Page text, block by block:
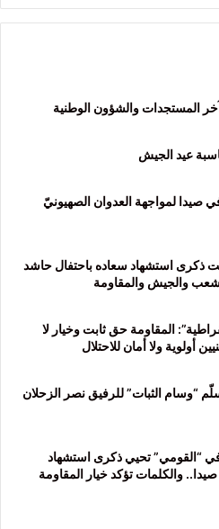
المستجدات والشؤون الوطنية
عيد الجيش
صيدا لمواجهة العدوان الصهيونيّ
ذكرى استشهاد سعاده باحتفال حاشد
والجيش والمقاومة
المقاومة حق ثابت وخيار لا
أولوية ولا أمان للاحتلال
“وسام الثبات” للرفيق نصر الزحلان
“القومي” تحيي ذكرى استشهاد
والكلمات تؤكد خيار المقاومة